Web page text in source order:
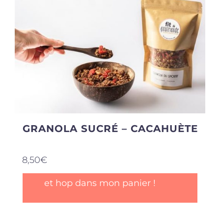
GRANOLA SUCRÉ – CACAHUÈTE
8,50€
et hop dans mon panier !